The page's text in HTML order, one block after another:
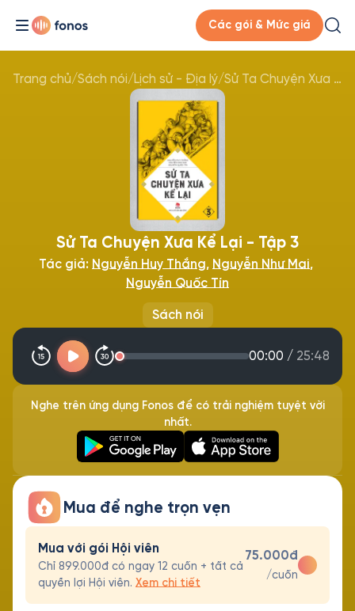
Các gói & Mức giá
Trang chủ/Sách nói/Lịch sử - Địa lý/ Sử Ta Chuyện Xưa Kể Lại - Tập 3
Sách nói
Sử Ta Chuyện Xưa Kể Lại - Tập 3
Tác giả: Nguyễn Huy Thắng, Nguyễn Như Mai,
Nguyễn Quốc Tín
00:00 / 25:48
Nghe trên ứng dụng Fonos để có trải nghiệm tuyệt vời
nhất.
Mua để nghe trọn vẹn
Mua với gói Hội viên
Chỉ 899.000đ có ngay 12 cuốn + tất cả
quyền lợi Hội viên. Xem chi tiết
75.000đ
/cuốn